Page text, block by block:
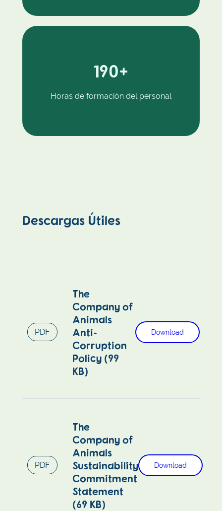
190+
Horas de formación del personal
Descargas Útiles
PDF
The
Company of
Animals
Anti-
Corruption
Policy (99
KB)
Download
PDF
The
Company of
Animals
Sustainability
Commitment
Statement
(69 KB)
Download